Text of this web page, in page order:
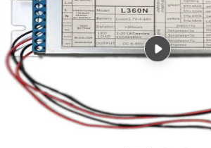
SITEMAP
गोपनीयता
नीति